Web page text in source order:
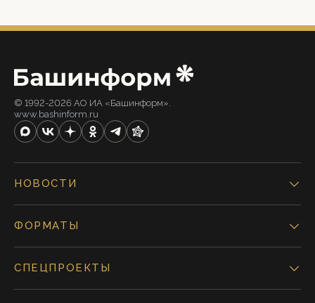
© 1992-2026 АО ИА «Башинформ».
www.bashinform.ru
НОВОСТИ
ФОРМАТЫ
СПЕЦПРОЕКТЫ